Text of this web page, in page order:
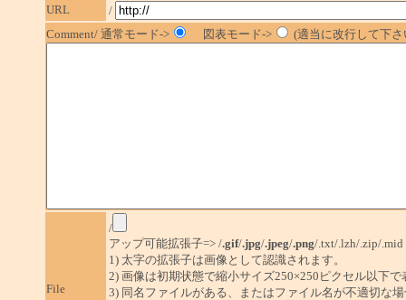
URL
/
Comment/ 通常モード->
図表モード-> (適当に改行して下
File
/
アップ可能拡張子=> /.gif/.jpg/.jpeg/.png/.txt/.lzh/.zip/.mid
1) 太字の拡張子は画像として認識されます。
2) 画像は初期状態で縮小サイズ250×250ピクセル以下で
3) 同名ファイルがある、またはファイル名が不適切な